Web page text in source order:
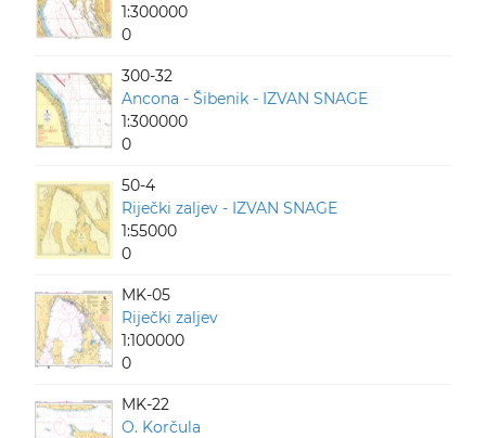
1:300000
0
300-32
Ancona - Šibenik - IZVAN SNAGE
1:300000
0
50-4
Riječki zaljev - IZVAN SNAGE
1:55000
0
MK-05
Riječki zaljev
1:100000
0
MK-22
O. Korčula